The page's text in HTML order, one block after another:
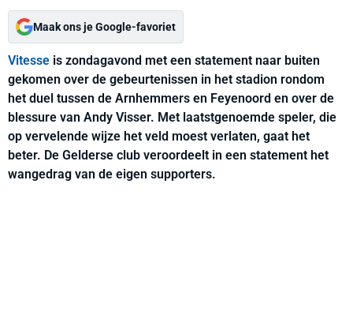
Maak ons je Google-favoriet
Vitesse is zondagavond met een statement naar buiten
gekomen over de gebeurtenissen in het stadion rondom
het duel tussen de Arnhemmers en Feyenoord en over de
blessure van Andy Visser. Met laatstgenoemde speler, die
op vervelende wijze het veld moest verlaten, gaat het
beter. De Gelderse club veroordeelt in een statement het
wangedrag van de eigen supporters.